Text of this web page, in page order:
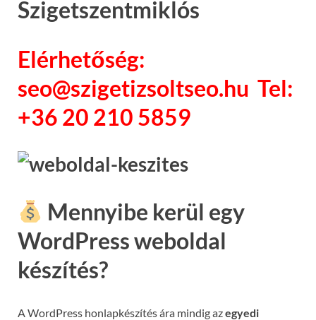
Szigetszentmiklós
Elérhetőség:
seo@szigetizsoltseo.hu Tel:
+36 20 210 5859
Mennyibe kerül egy
WordPress weboldal
készítés?
A WordPress honlapkészítés ára mindig azegyedi